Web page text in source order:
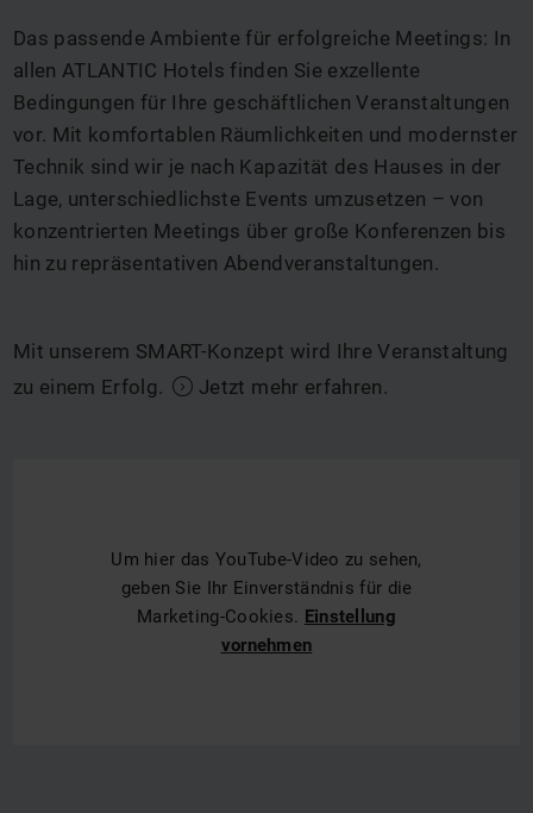
Das passende Ambiente für erfolgreiche Meetings: In
allen ATLANTIC Hotels finden Sie exzellente
Bedingungen für Ihre geschäftlichen Veranstaltungen
vor. Mit komfortablen Räumlichkeiten und modernster
Technik sind wir je nach Kapazität des Hauses in der
Lage, unterschiedlichste Events umzusetzen – von
konzentrierten Meetings über große Konferenzen bis
hin zu repräsentativen Abendveranstaltungen.
Mit unserem SMART-Konzept wird Ihre Veranstaltung
zu einem Erfolg.
Jetzt mehr erfahren.
Um hier das YouTube-Video zu sehen,
geben Sie Ihr Einverständnis für die
Marketing-Cookies. Einstellung
vornehmen